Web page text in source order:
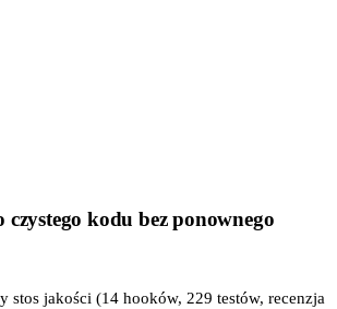
kodu bez ponownego
jakości (14 hooków, 229 testów, recenzja